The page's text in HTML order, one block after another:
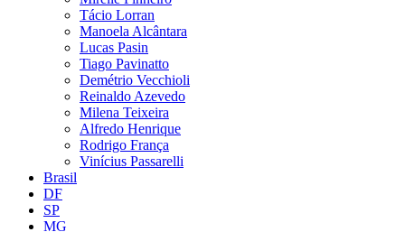
Tácio Lorran
Manoela Alcântara
Lucas Pasin
Tiago Pavinatto
Demétrio Vecchioli
Reinaldo Azevedo
Milena Teixeira
Alfredo Henrique
Rodrigo França
Vinícius Passarelli
Brasil
DF
SP
MG